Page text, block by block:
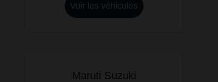
Voir les véhicules
Maruti Suzuki